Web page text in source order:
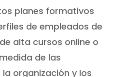
planes formativos
de empleados de
alta cursos online o
de las
organización y los